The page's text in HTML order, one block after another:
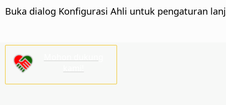
Buka dialog Konfigurasi Ahli untuk pengaturan